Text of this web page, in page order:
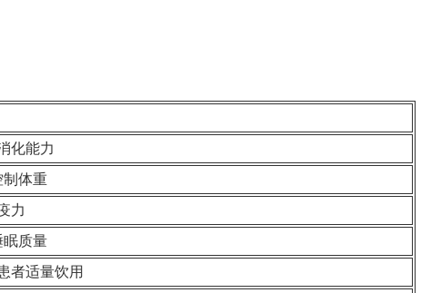
化能力
制体重
力
眠质量
者适量饮用